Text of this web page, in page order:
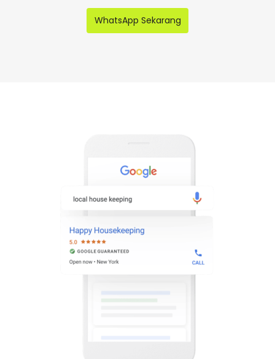
WhatsApp Sekarang